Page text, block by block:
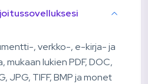
, verkko-, e-kirja- ja
lukien PDF, DOC,
JPG, TIFF, BMP ja monet